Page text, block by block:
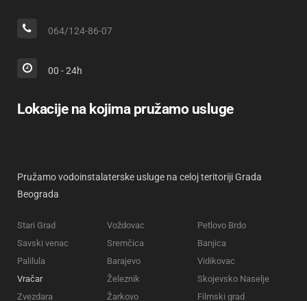
064/124-86-07
00 - 24h
Lokacije na kojima pružamo usluge
Pružamo vodoinstalaterske usluge na celoj teritoriji Grada
Beograda
Stari Grad
Savski venac
Palilula
Vračar
Zvezdara
Voždovac
Sremčica
Barajevo
Železnik
Žarkovo
Petlovo Brdo
Banjica
Vidikovac
Skojevsko Naselje
Filmski grad